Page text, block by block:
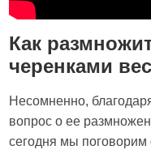
Как
черенками
Несомненно,
вопрос о ее
сегодня мы поговорим